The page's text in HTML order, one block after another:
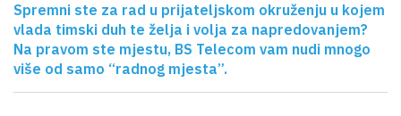
Spremni ste za rad u prijateljskom okruženju u kojem
vlada timski duh te želja i volja za napredovanjem?
Na pravom ste mjestu, BS Telecom vam nudi mnogo
više od samo “radnog mjesta”.